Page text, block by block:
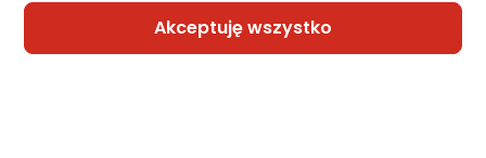
Akceptuję wszystko